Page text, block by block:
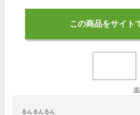
この商品をサイト
価
るんるんるん